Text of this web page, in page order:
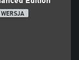
WERSJA